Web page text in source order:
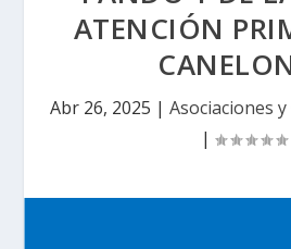
ATENCIÓN
Abr 26, 2025 | Asociaciones
|